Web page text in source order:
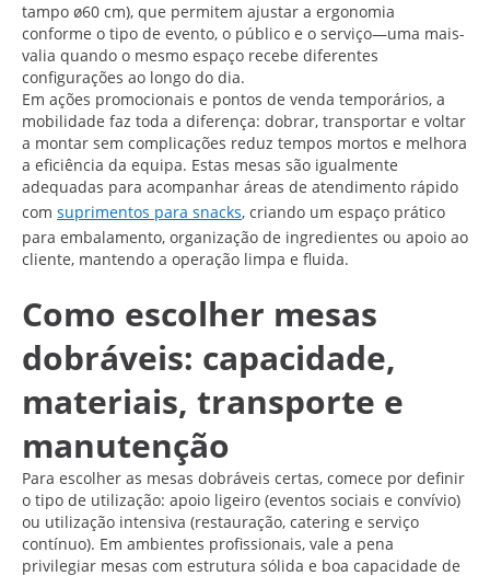
tampo ø60 cm), que permitem ajustar a ergonomia
conforme o tipo de evento, o público e o serviço—uma mais-
valia quando o mesmo espaço recebe diferentes
configurações ao longo do dia.
Em ações promocionais e pontos de venda temporários, a
mobilidade faz toda a diferença: dobrar, transportar e voltar
a montar sem complicações reduz tempos mortos e melhora
a eficiência da equipa. Estas mesas são igualmente
adequadas para acompanhar áreas de atendimento rápido
com suprimentos para snacks, criando um espaço prático
para embalamento, organização de ingredientes ou apoio ao
cliente, mantendo a operação limpa e fluida.
Como escolher mesas
dobráveis: capacidade,
materiais, transporte e
manutenção
Para escolher as mesas dobráveis certas, comece por definir
o tipo de utilização: apoio ligeiro (eventos sociais e convívio)
ou utilização intensiva (restauração, catering e serviço
contínuo). Em ambientes profissionais, vale a pena
privilegiar mesas com estrutura sólida e boa capacidade de